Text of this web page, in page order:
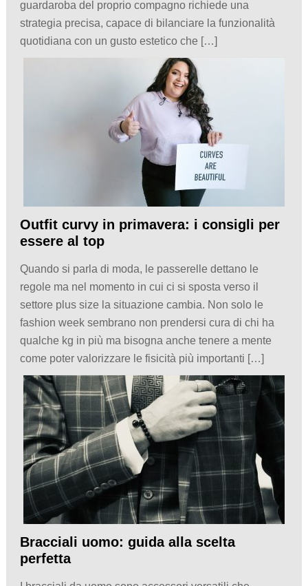
guardaroba del proprio compagno richiede una
strategia precisa, capace di bilanciare la funzionalità
quotidiana con un gusto estetico che […]
Outfit curvy in primavera: i consigli per
essere al top
Quando si parla di moda, le passerelle dettano le
regole ma nel momento in cui ci si sposta verso il
settore plus size la situazione cambia. Non solo le
fashion week sembrano non prendersi cura di chi ha
qualche kg in più ma bisogna anche tenere a mente
come poter valorizzare le fisicità più importanti […]
Bracciali uomo: guida alla scelta
perfetta